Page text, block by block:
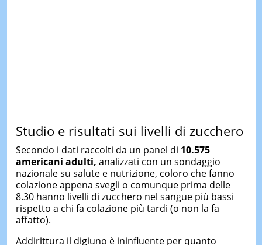
Studio e risultati sui livelli di zucchero
Secondo i dati raccolti da un panel di 10.575
americani adulti, analizzati con un sondaggio
nazionale su salute e nutrizione, coloro che fanno
colazione appena svegli o comunque prima delle
8.30 hanno livelli di zucchero nel sangue più bassi
rispetto a chi fa colazione più tardi (o non la fa
affatto).
Addirittura il digiuno è ininfluente per quanto